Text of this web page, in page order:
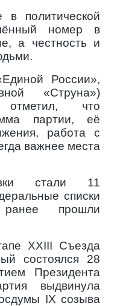
политической
номер в
а честность и
России»,
«Струна»)
отметил, что
партии, её
работа с
важнее места
стали 11
списки
ранее прошли
XXIII Съезда
состоялся 28
Президента
выдвинула
IX созыва